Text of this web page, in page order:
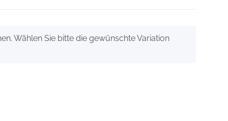
Wählen Sie bitte die gewünschte Variation